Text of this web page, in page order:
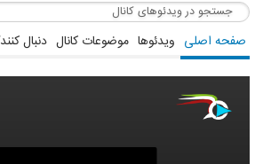
صفحه اصلی ویدئوها موضوعات کانال دنبال